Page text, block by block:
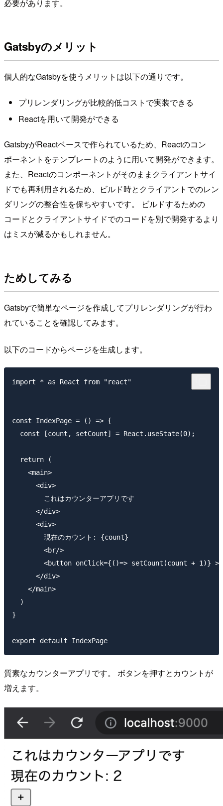
必要があります。
Gatsbyのメリット
個人的なGatsbyを使うメリットは以下の通りです。
プリレンダリングが比較的低コストで実装できる
Reactを用いて開発ができる
GatsbyがReactベースで作られているため、Reactのコン
ポーネントをテンプレートのように用いて開発ができます。
また、Reactのコンポーネントがそのままクライアントサイ
ドでも再利用されるため、ビルド時とクライアントでのレン
ダリングの整合性を保ちやすいです。 ビルドするための
コードとクライアントサイドでのコードを別で開発するより
はミスが減るかもしれません。
ためしてみる
Gatsbyで簡単なページを作成してプリレンダリングが行わ
れていることを確認してみます。
以下のコードからページを生成します。
import * as React from "react"
const IndexPage = () => {
  const [count, setCount] = React.useState(0);
  return (
    <main>
      <div>
        これはカウンターアプリです
      </div>
      <div>
        現在のカウント: {count}
        <br/>
<button onClick={()=> setCount(count +
      </div>
    </main>
  )
}
質素なカウンターアプリです。 ボタンを押すとカウントが
増えます。